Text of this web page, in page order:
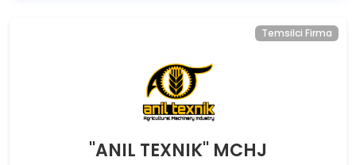
Temsilci Firma
''ANIL TEXNIK'' MCHJ